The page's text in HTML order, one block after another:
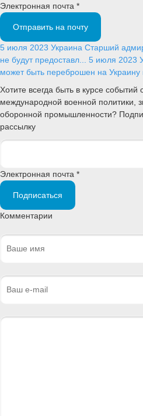
Электронная почта *
Отправить на почту
5 июля 2023 Украина Старший
не будут предоставл... 5 июля 2023
может быть переброшен на Украину
Хотите всегда быть в курсе событий
международной военной политики,
оборонной промышленности?
рассылку
Электронная почта *
Подписаться
Комментарии